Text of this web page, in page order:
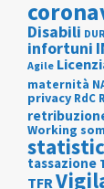
Disabili
infortuni
Agile
maternità
privacy RdC
Working
tassazione
TFR